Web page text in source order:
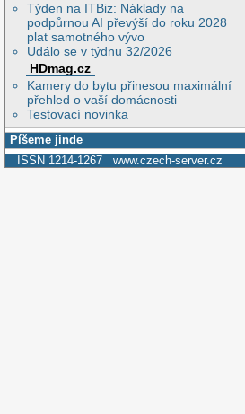
Týden na ITBiz: Náklady na
podpůrnou AI převýší do roku 2028
plat samotného vývo
Událo se v týdnu 32/2026
HDmag.cz
Kamery do bytu přinesou maximální
přehled o vaší domácnosti
Testovací novinka
Píšeme jinde
ISSN 1214-1267 www.czech-server.cz